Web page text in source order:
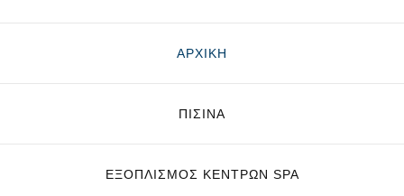
ΑΡΧΙΚΗ
ΠΙΣΙΝΑ
ΕΞΟΠΛΙΣΜΌΣ ΚΈΝΤΡΩΝ SPA